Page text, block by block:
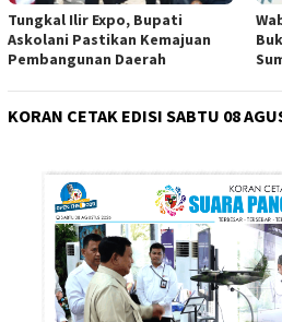
Tungkal Ilir Expo, Bupati
Askolani Pastikan Kemajuan
Pembangunan Daerah
KORAN CETAK EDISI SABTU 08